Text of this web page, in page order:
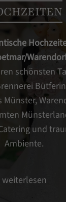
schönsten
Münster,
und
Ambiente.
weiterlesen